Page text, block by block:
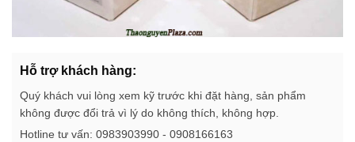
Hỗ trợ khách hàng:
Quý khách vui lòng xem kỹ trước khi đặt hàng, sản phẩm
không được đổi trả vì lý do không thích, không hợp.
Hotline tư vấn: 0983903990 - 0908166163